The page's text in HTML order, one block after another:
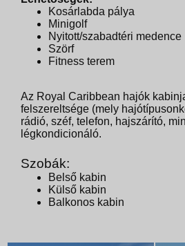
Kosárlabda pálya
Minigolf
Nyitott/szabadtéri medence
Szörf
Fitness terem
Az Royal Caribbean hajók
felszereltsége (mely
rádió, széf, telefon, hajszárító,
légkondicionáló.
Szobák:
Belső kabin
Külső kabin
Balkonos kabin